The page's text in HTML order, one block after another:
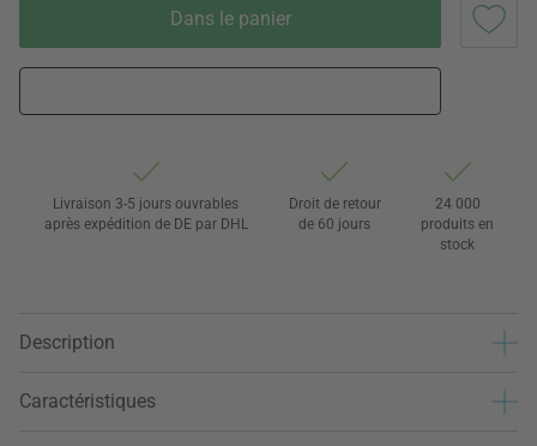
Dans le panier
Livraison 3-5 jours ouvrables
après expédition de DE par DHL
Droit de retour
de 60 jours
24 000
produits en
stock
Description
Caractéristiques